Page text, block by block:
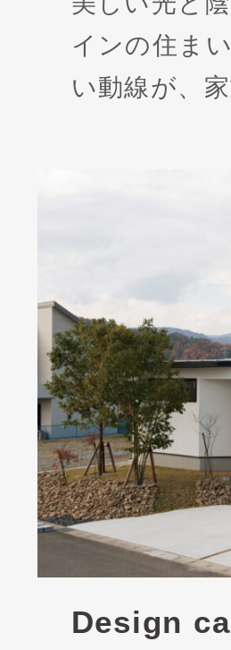
インの住ま
い動線が、
Design